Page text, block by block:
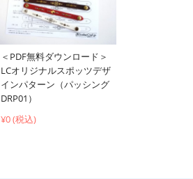
＜PDF無料ダウンロード＞
LCオリジナルスポッツデザ
インパターン（パッシング
DRP01）
¥0 (税込)